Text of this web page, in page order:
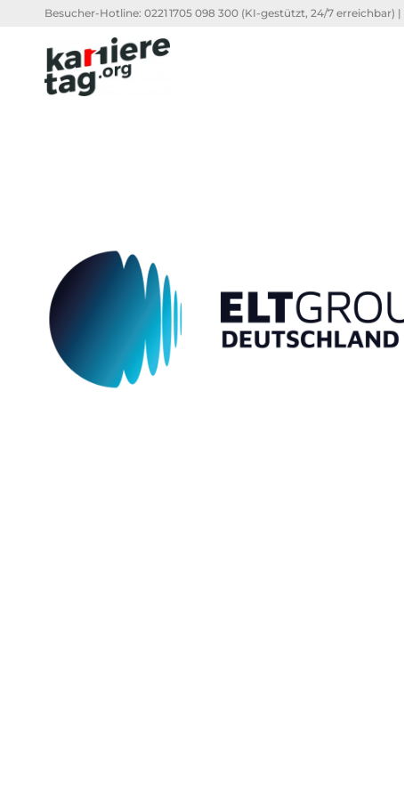
Besucher-Hotline: 0221 1705 098 300 (KI-gestützt, 24/7 erreichbar) |